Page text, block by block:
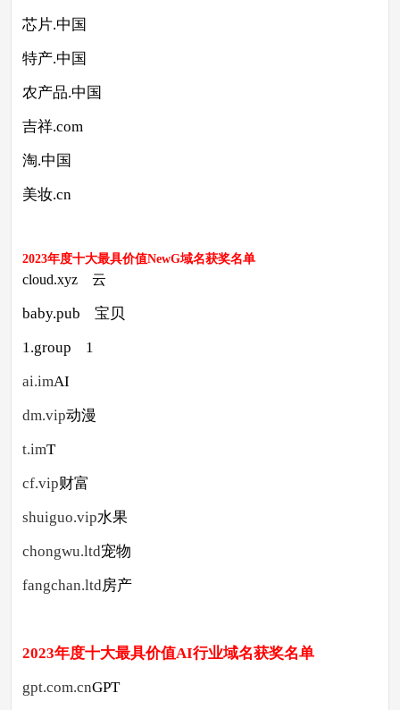
芯片.中国
特产.中国
农产品.中国
吉祥.com
淘.中国
美妆.cn
2023年度十大最具价值NewG域名获奖名单
cloud.xyz 云
baby.pub 宝贝
1.group 1
ai.imAI
dm.vip动漫
t.imT
cf.vip财富
shuiguo.vip水果
chongwu.ltd宠物
fangchan.ltd房产
2023年度十大最具价值AI行业域名获奖名单
gpt.com.cnGPT